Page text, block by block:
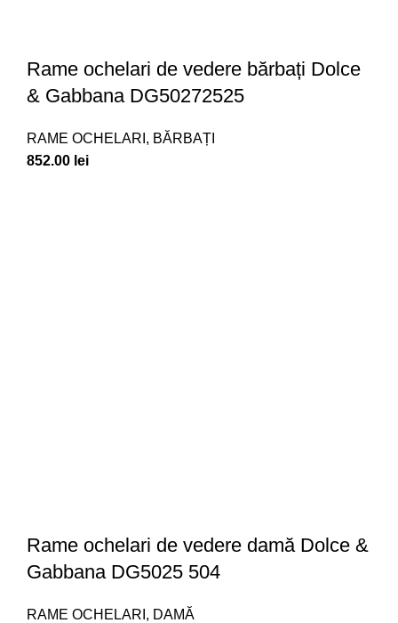
Rame ochelari de vedere bărbați Dolce
& Gabbana DG50272525
RAME OCHELARI , BĂRBAȚI
852.00 lei
Rame ochelari de vedere damă Dolce &
Gabbana DG5025 504
RAME OCHELARI , DAMĂ